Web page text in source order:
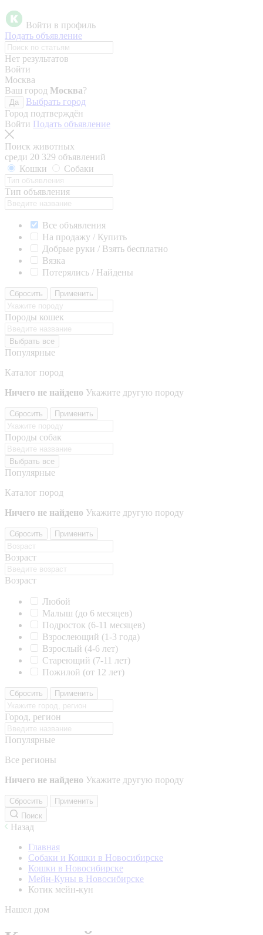
Войти в профиль
Подать объявление
Нет результатов
Войти
Москва
Ваш город Москва?
Да
Выбрать город
Город подтверждён
Войти Подать объявление
Поиск животных
среди 20 329 объявлений
Кошки
Собаки
Тип объявления
Все объявления
На продажу / Купить
Добрые руки / Взять бесплатно
Вязка
Потерялись / Найдены
Сбросить Применить
Породы кошек
Выбрать все
Популярные
Каталог пород
Ничего не найдено Укажите другую породу
Сбросить Применить
Породы собак
Выбрать все
Популярные
Каталог пород
Ничего не найдено Укажите другую породу
Сбросить Применить
Возраст
Возраст
Любой
Малыш (до 6 месяцев)
Подросток (6-11 месяцев)
Взрослеющий (1-3 года)
Взрослый (4-6 лет)
Стареющий (7-11 лет)
Пожилой (от 12 лет)
Сбросить Применить
Город, регион
Популярные
Все регионы
Ничего не найдено Укажите другую породу
Сбросить
Применить
Поиск
Назад
Главная
Собаки и Кошки в Новосибирске
Кошки в Новосибирске
Мейн-Куны в Новосибирске
Котик мейн-кун
Нашел дом